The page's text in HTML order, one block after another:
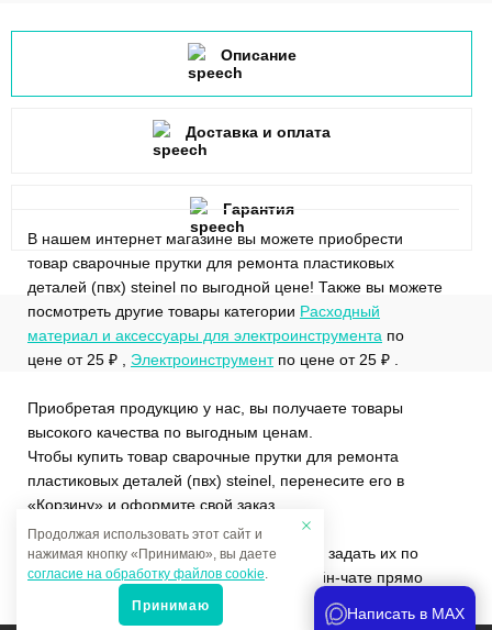
Описание
В нашем интернет магазине вы можете приобрести
товар сварочные прутки для ремонта пластиковых
деталей (пвх) steinel по выгодной цене! Также вы можете
посмотреть другие товары категории Расходный
материал и аксессуары для электроинструмента по
цене от 25 ₽ , Электроинструментпо цене от 25 ₽ .
Приобретая продукцию у нас, вы получаете товары
высокого качества по выгодным ценам.
Чтобы купить товар сварочные прутки для ремонта
пластиковых деталей (пвх) steinel, перенесите его в
«Корзину» и оформите свой заказ.
Если у вас остались вопросы, вы можете задать их по
телефону+7 (4822)65-69-46или в онлайн-чате прямо
Доставка и оплата
Гарантия
Продолжая использовать этот сайт и
нажимая кнопку «Принимаю», вы даете
согласие на обработку файлов cookie.
Принимаю Написать в MAX